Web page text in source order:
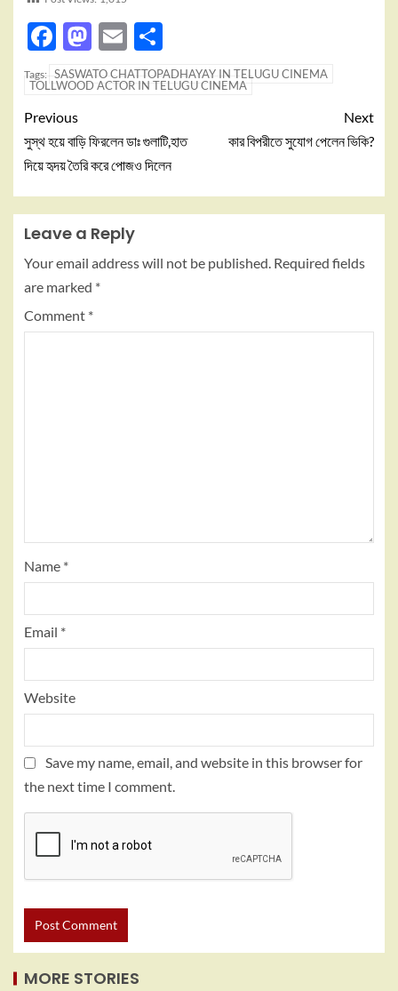
Facebook
Mastodon
Email
Tags: SASWATO CHATTOPADHAYAY IN TELUGU CINEMA
TOLLWOOD ACTOR IN TELUGU CINEMA
Previous
সুস্থ হয়ে বাড়ি ফিরলেন ডাঃ গুলাটি,হাত
দিয়ে হৃদয় তৈরি করে পোজও দিলেন
Next
কার বিপরীতে সুযোগ পেলেন ভিকি?
Leave a Reply
Your email address will not be published. Required fields
are marked *
Comment *
Name *
Email *
Website
Save my name, email, and website in this browser for
the next time I comment.
MORE STORIES